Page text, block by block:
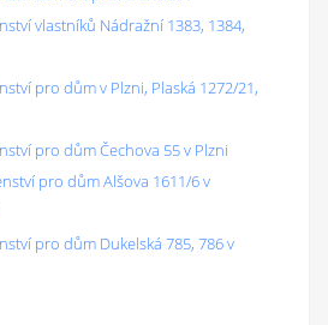
vlastníků Nádražní 1383, 1384,
pro dům v Plzni, Plaská 1272/21,
pro dům Čechova 55 v Plzni
pro dům Alšova 1611/6 v
pro dům Dukelská 785, 786 v